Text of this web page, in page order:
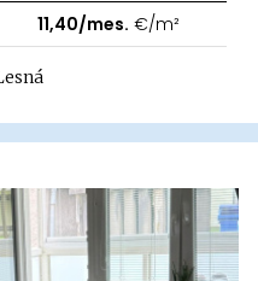
11,40/mes. €/m²